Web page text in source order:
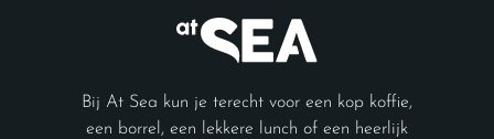
Bij At Sea kun je terecht voor een kop koffie,
een borrel, een lekkere lunch of een heerlijk